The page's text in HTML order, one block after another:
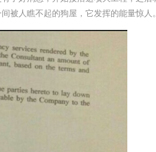
被人瞧不起的狗屋，它发挥的能量惊人